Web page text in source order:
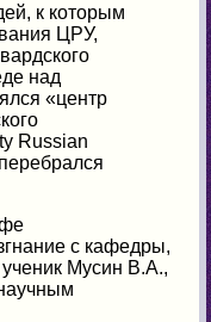
к которым
ЦРУ,
над
«центр
Russian
с кафедры,
Мусин В.А.,